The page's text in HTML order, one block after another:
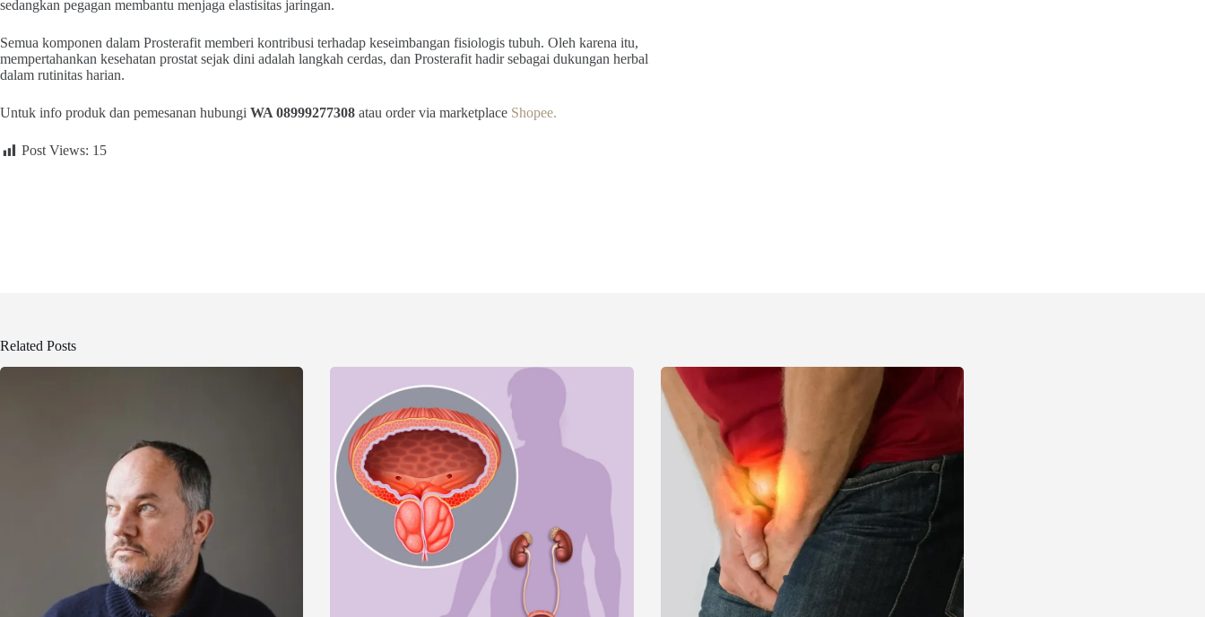
sedangkan pegagan membantu menjaga elastisitas jaringan.
Semua komponen dalam Prosterafit memberi kontribusi terhadap keseimbangan fisiologis tubuh. Oleh karena itu,
mempertahankan kesehatan prostat sejak dini adalah langkah cerdas, dan Prosterafit hadir sebagai dukungan herbal
dalam rutinitas harian.
Untuk info produk dan pemesanan hubungi WA 08999277308 atau order via marketplace Shopee.
Post Views: 15
Related Posts